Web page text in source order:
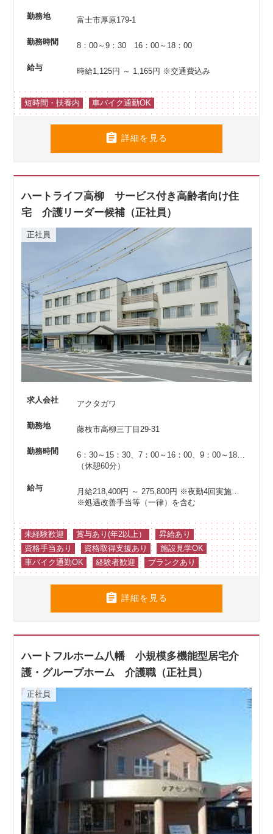
勤務地 富士市厚原179-1
勤務時間 8：00～9：30 16：00～18：00
給与 時給1,125円 ～ 1,165円 ※交通費込み
短時間・扶養内 車バイク通勤OK
 詳細を見る
ハートライフ高柳 サービス付き高齢者向け住
宅 介護リーダー候補（正社員）
正社員
求人会社 アクタガワ
勤務地 藤枝市高柳三丁目29-31
勤務時間
（休憩60分）
給与 月給218,400円 ～ 275,800円 ※夜勤4回実施した場合
※処遇改善手当等（一律）を含む
未経験歓迎 賞与あり(年2以上）
昇給あり
資格手当あり
資格取得支援あり
施設見学OK
車バイク通勤OK
経験者歓迎 ブランクあり
 詳細を見る
ハートフルホーム八幡 小規模多機能型居宅介
護・グループホーム 介護職（正社員）
正社員